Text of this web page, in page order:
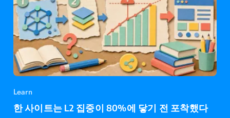
Learn
한 사이트는 L2 집중이 80%에 닿기 전 포착했다